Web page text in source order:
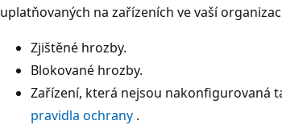
uplatňovaných na zařízeních ve vaší
Zjištěné hrozby.
Blokované hrozby.
Zařízení, která nejsou nakonfigurovaná
pravidla ochrany .